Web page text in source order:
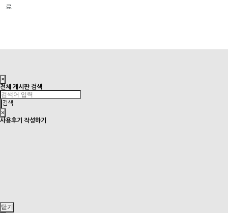
료
×
전체 게시판 검색
검색
×
사용후기 작성하기
닫기